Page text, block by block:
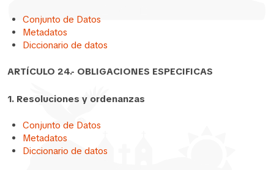
Conjunto de Datos
Metadatos
Diccionario de datos
ARTÍCULO 24.- OBLIGACIONES ESPECIFICAS
1. Resoluciones y ordenanzas
Conjunto de Datos
Metadatos
Diccionario de datos